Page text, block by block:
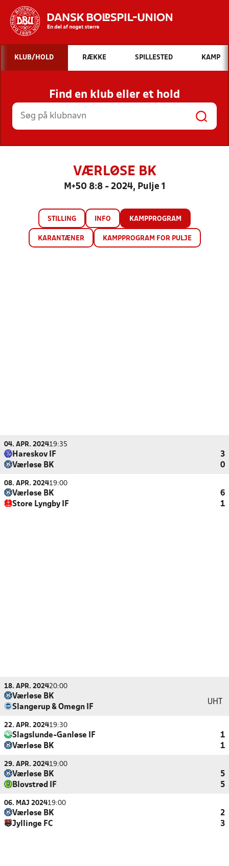
Hvad vil du søge efter?
INDHOLD OG NYHEDER
STILLINGER, RESULTATER, KLUBBER OG
HOLD
KLUB/HOLD RÆKKE SPILLESTED KAMP
Find en klub eller et hold
VÆRLØSE BK
M+50 8:8 - 2024, Pulje 1
STILLING INFO KAMPPROGRAM
KARANTÆNER KAMPPROGRAM FOR PULJE
04. APR. 202419:35
Hareskov IF
3
Værløse BK
0
08. APR. 202419:00
Værløse BK
6
Store Lyngby IF
1
18. APR. 202420:00
Værløse BK
Slangerup & Omegn IF
UHT
22. APR. 202419:30
Slagslunde-Ganløse IF
1
Værløse BK
1
29. APR. 202419:00
Værløse BK
5
Blovstrød IF
5
06. MAJ 202419:00
Værløse BK
2
Jyllinge FC
3